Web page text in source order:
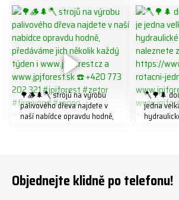
#biojack #regon #vahvajussi
🌳🪵🌲🪓 strojů na výrobu
palivového dřeva najdete v
naší nabídce opravdu hodně,
#firewoodproduction
🪓🌳🌲
jedna
#firewood
Objednejte klidně po telefonu!